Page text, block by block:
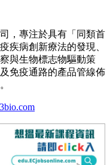
，專注於具有「同類首
疾病創新療法的發現、
與生物標志物驅動策
免疫通路的產品管線佈